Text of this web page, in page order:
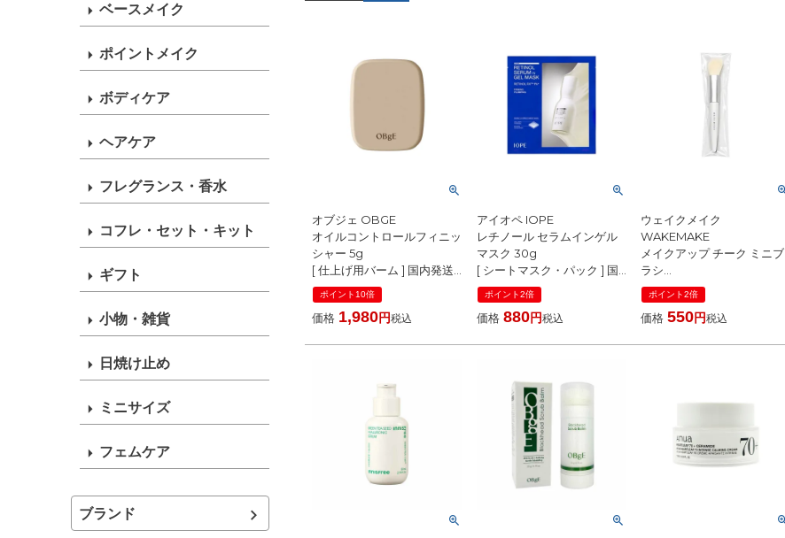
ベースメイク
ポイントメイク
ボディケア
ヘアケア
フレグランス・香水
コフレ・セット・キット
ギフト
小物・雑貨
日焼け止め
ミニサイズ
フェムケア
ブランド
オブジェ OBGE
オイルコントロールフィニッ
シャー 5g
[ 仕上げ用バーム ] 国内発送
韓国コスメ 毛穴 バーム 毛穴
ケア マット テカリ防止 メン
ズ 毛穴カバー オイルカット
ポイント10倍
価格 1,980 税込
アイオペ IOPE
レチノール セラムインゲル
マスク 30g
[ シートマスク・パック ] 国
内発送 韓国コスメ
ポイント2倍
価格 880 税込
ウェイクメイク
WAKEMAKE
メイクアップ チーク ミニブ
ラシ
[ ブラシ ] 斜めカット 国内発
送 韓国コスメ
ポイント2倍
価格 550 税込